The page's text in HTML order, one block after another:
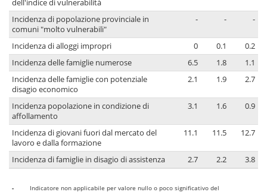
dell'indice di vulnerabilità
Incidenza di popolazione provinciale in
comuni "molto vulnerabili"
- - -
Incidenza di alloggi impropri 0 0.1
0.2
Incidenza delle famiglie numerose
6.5 1.8
1.1
Incidenza delle famiglie con potenziale
disagio economico
2.1 1.9 2.7
Incidenza popolazione in condizione di
affollamento
3.1 1.6 0.9
Incidenza di giovani fuori dal mercato del
lavoro e dalla formazione
11.1 11.5 12.7
Incidenza di famiglie in disagio di assistenza 2.7 2.2 3.8
-
Indicatore non applicabile per valore nullo o poco significativo del